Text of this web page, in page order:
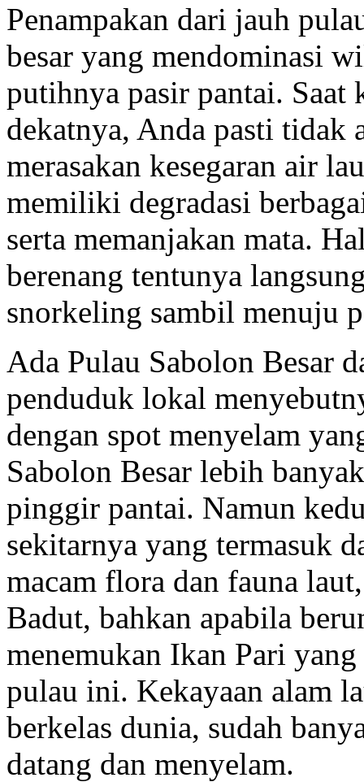
Penampakan dari jauh
besar yang mendominasi
putihnya pasir pantai.
dekatnya, Anda pasti tidak
merasakan kesegaran air
memiliki degradasi
serta memanjakan mata.
berenang tentunya
snorkeling sambil menuju
Ada Pulau Sabolon Besar
penduduk lokal
dengan spot menyelam
Sabolon Besar lebih
pinggir pantai. Namun
sekitarnya yang termasuk
macam flora dan fauna
Badut, bahkan apabila
menemukan Ikan Pari
pulau ini. Kekayaan alam
berkelas dunia, sudah
datang dan menyelam.